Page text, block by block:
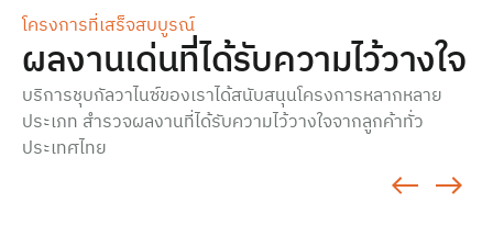
โครงการที่เสร็จสบบูรณ์
ผลงานเด่นที่ได้รับความไว้วางใจ
บริการชุบกัลวาไนซ์ของเราได้สนับสนุนโครงการหลากหลาย
ประเภท สำรวจผลงานที่ได้รับความไว้วางใจจากลูกค้าทั่ว
ประเทศไทย